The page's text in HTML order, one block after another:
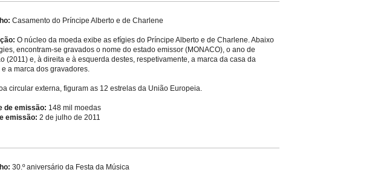
Casamento do Príncipe Alberto e de Charlene
O núcleo da moeda exibe as efígies do Príncipe Alberto e de Charlene. Abaixo
encontram-se gravados o nome do estado emissor (MONACO), o ano de
(2011) e, à direita e à esquerda destes, respetivamente, a marca da casa da
a marca dos gravadores.
circular externa, figuram as 12 estrelas da União Europeia.
de emissão: 148 mil moedas
emissão: 2 de julho de 2011
30.º aniversário da Festa da Música